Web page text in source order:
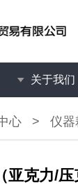
关于我们
心 > 仪器
亚克力/